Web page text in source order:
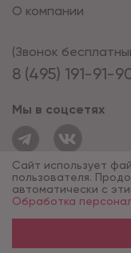
8 (495) 191-91-
(Звонок
Мы в соцсетях
О компании
© 1994 - 2026*,
Сайт использует
пользователя.
автоматически с
Обработка